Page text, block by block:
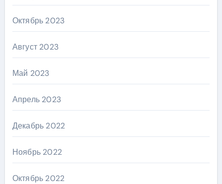
Октябрь 2023
Август 2023
Май 2023
Апрель 2023
Декабрь 2022
Ноябрь 2022
Октябрь 2022